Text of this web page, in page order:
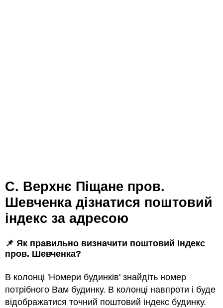
с. Верхнє Піщане пров.
Шевченка дізнатися поштовий
індекс за адресою
📌 Як правильно визначити поштовий індекс
пров. Шевченка?
В колонці 'Номери будинків' знайдіть номер
потрібного Вам будинку. В колонці навпроти і буде
відображатися точний поштовий індекс будинку.